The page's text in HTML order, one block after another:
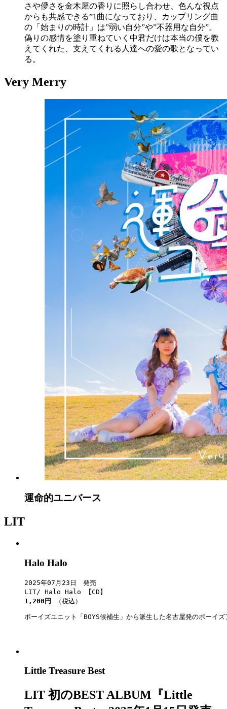
さや儚さを金木犀の香りに照らし合わせ、色んな視点
からも共感できる”1曲になっており、カップリング曲
の「始まりの時計」は”弱い自分”や”不器用な自分”。
偽りの感情を塗り重ねていく中君だけは本当の僕を教
えてくれた、支えてくれる人達への愛の歌となってい
る。
Very Merry
運命的ユニバース
LIT
Halo Halo
2025年07月23日　発売
1,200円
（税込）
ボーイズユニット「BOYS候補生」から派生した名古屋発のボーイ
Little Treasure Best
LIT 初のBEST ALBUM『Little